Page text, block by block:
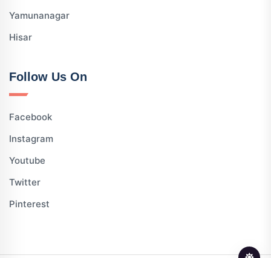
Yamunanagar
Hisar
Follow Us On
Facebook
Instagram
Youtube
Twitter
Pinterest